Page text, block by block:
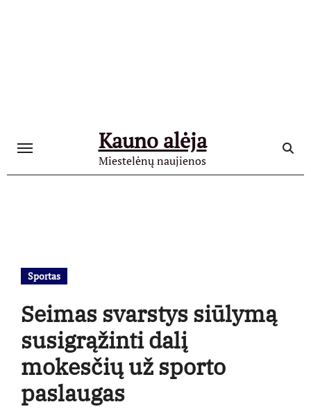
Kauno alėja
Miestelėnų naujienos
Sportas
Seimas svarstys siūlymą
susigrąžinti dalį
mokesčių už sporto
paslaugas